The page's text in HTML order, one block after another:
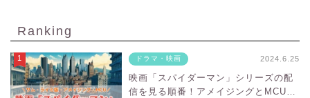
Ranking
ドラマ・映画 2024.6.25
映画「スパイダーマン」シリーズの配
信を見る順番！アメイジングとMCUの